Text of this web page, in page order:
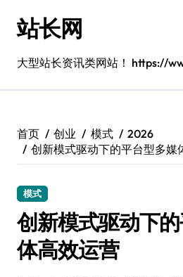
站长网
大型站长资讯类网站！ https://
首页 创业 模式
2026
创新模式驱动下的平台型多媒
模式
创新模式驱动下
体高效运营